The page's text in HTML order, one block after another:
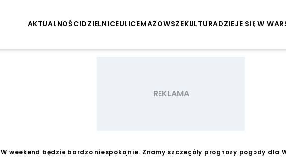
AKTUALNOŚCIDZIELNICEULICEMAZOWSZEKULTURADZIEJE SIĘ W
W weekend będzie bardzo niespokojnie. Znamy szczegóły prognozy pogody dla